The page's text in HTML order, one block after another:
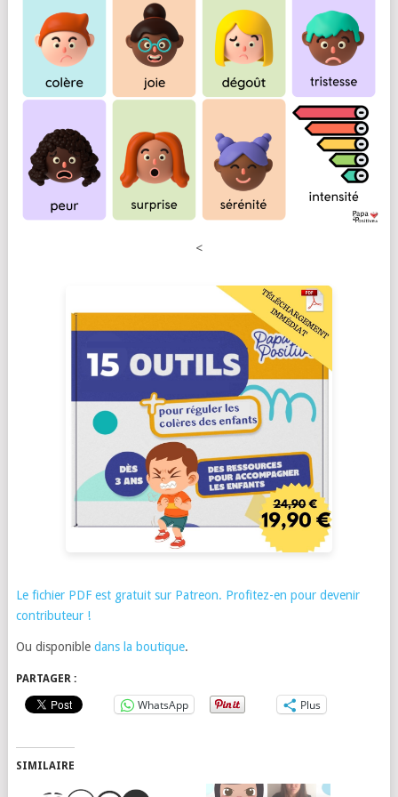
<
Le fichier PDF est gratuit sur Patreon. Profitez-en pour devenir
contributeur !
Ou disponible dans la boutique.
PARTAGER :
WhatsApp Plus
SIMILAIRE